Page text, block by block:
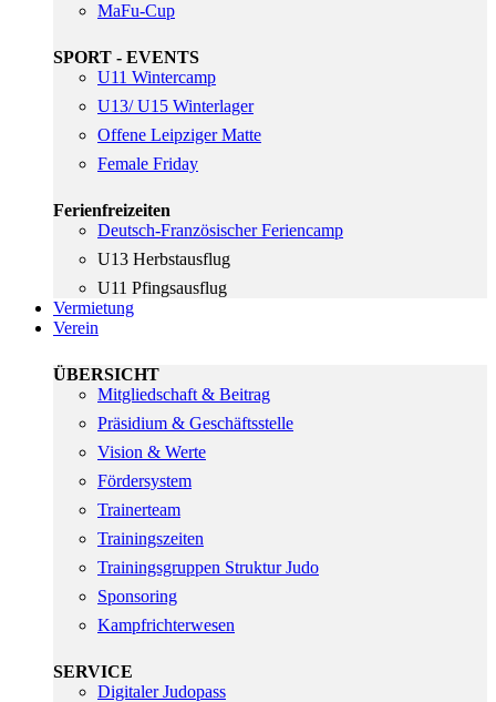
MaFu-Cup
SPORT - EVENTS
U11 Wintercamp
U13/ U15 Winterlager
Offene Leipziger Matte
Female Friday
Ferienfreizeiten
Deutsch-Französischer Feriencamp
U13 Herbstausflug
U11 Pfingsausflug
Vermietung
Verein
ÜBERSICHT
Mitgliedschaft & Beitrag
Präsidium & Geschäftsstelle
Vision & Werte
Fördersystem
Trainerteam
Trainingszeiten
Trainingsgruppen Struktur Judo
Sponsoring
Kampfrichterwesen
SERVICE
Digitaler Judopass